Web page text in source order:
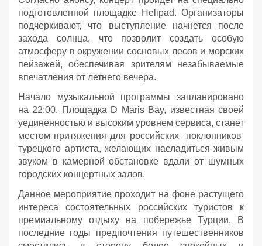
подготовленной площадке Helipad. Организаторы
подчеркивают, что выступление начнется после
захода солнца, что позволит создать особую
атмосферу в окружении сосновых лесов и морских
пейзажей, обеспечивая зрителям незабываемые
впечатления от летнего вечера.
Начало музыкальной программы запланировано
на 22:00. Площадка D Maris Bay, известная своей
уединенностью и высоким уровнем сервиса, станет
местом притяжения для российских поклонников
турецкого артиста, желающих насладиться живым
звуком в камерной обстановке вдали от шумных
городских концертных залов.
Данное мероприятие проходит на фоне растущего
интереса состоятельных российских туристов к
премиальному отдыху на побережье Турции. В
последние годы предпочтения путешественников